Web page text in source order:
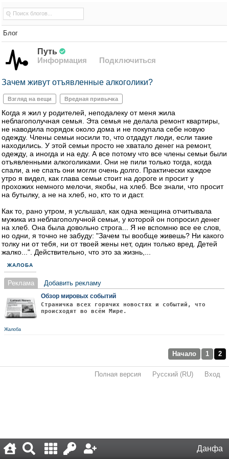
Данфа
Блог
Путь
Информация
Подключиться
Зачем живут отъявленные алкоголики?
Взгляд на вещи Вредная привычка
Когда я жил у родителей, неподалеку от меня жила
неблагополучная семья. Эта семья не делала ремонт квартиры,
не наводила порядок около дома и не покупала себе новую
одежду. Члены семьи носили то, что отдадут люди, если такие
находились. У этой семьи просто не хватало денег на ремонт,
одежду, а иногда и на еду. А все потому что все члены семьи были
отъявленными алкоголиками. Они не пили только тогда, когда
спали, а не спать они могли очень долго. Практически каждое
утро я видел, как глава семьи стоит на дороге и просит у
прохожих немного мелочи, якобы, на хлеб. Все знали, что просит
на бутылку, а не на хлеб, но, кто то и даст.
Как то, рано утром, я услышал, как одна женщина отчитывала
мужика из неблагополучной семьи, у которой он попросил денег
на хлеб. Она была довольно строга... Я не вспомню все ее слов,
но одни, я точно не забуду: "Зачем ты вообще живешь? Ни какого
толку ни от тебя, ни от твоей жены нет, один только вред. Детей
жалко...". Действительно, что это за жизнь,...
ЖАЛОБА
Реклама Добавить рекламу
Обзор мировых событий
Страничка всех горячих новостях и событий, что
происходят во всём Мире.
Жалоба
Начало 1 2
Полная версия Русский (RU) Вход